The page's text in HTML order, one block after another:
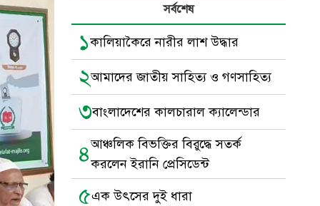
সর্বশেষ
১কালিয়াকৈরে নারীর লাশ উদ্ধার
২আমাদের জাতীয় সাহিত্য ও গণসাহিত্য
৩বাংলাদেশের কালচারাল ক্যালেন্ডার
৪আঞ্চলিক বিভক্তির বিরুদ্ধে সতর্ক
করলেন ইরানি প্রেসিডেন্ট
৫এক উৎসের দুই ধারা